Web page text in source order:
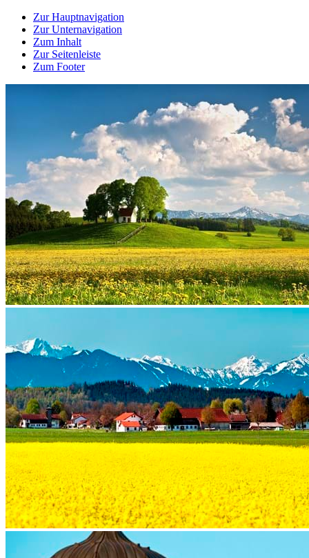
Zur Hauptnavigation
Zur Unternavigation
Zum Inhalt
Zur Seitenleiste
Zum Footer